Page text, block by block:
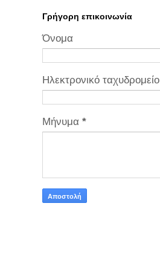
Γρήγορη επικοινωνία
Όνομα
Ηλεκτρονικό ταχυδρομείο
Μήνυμα *